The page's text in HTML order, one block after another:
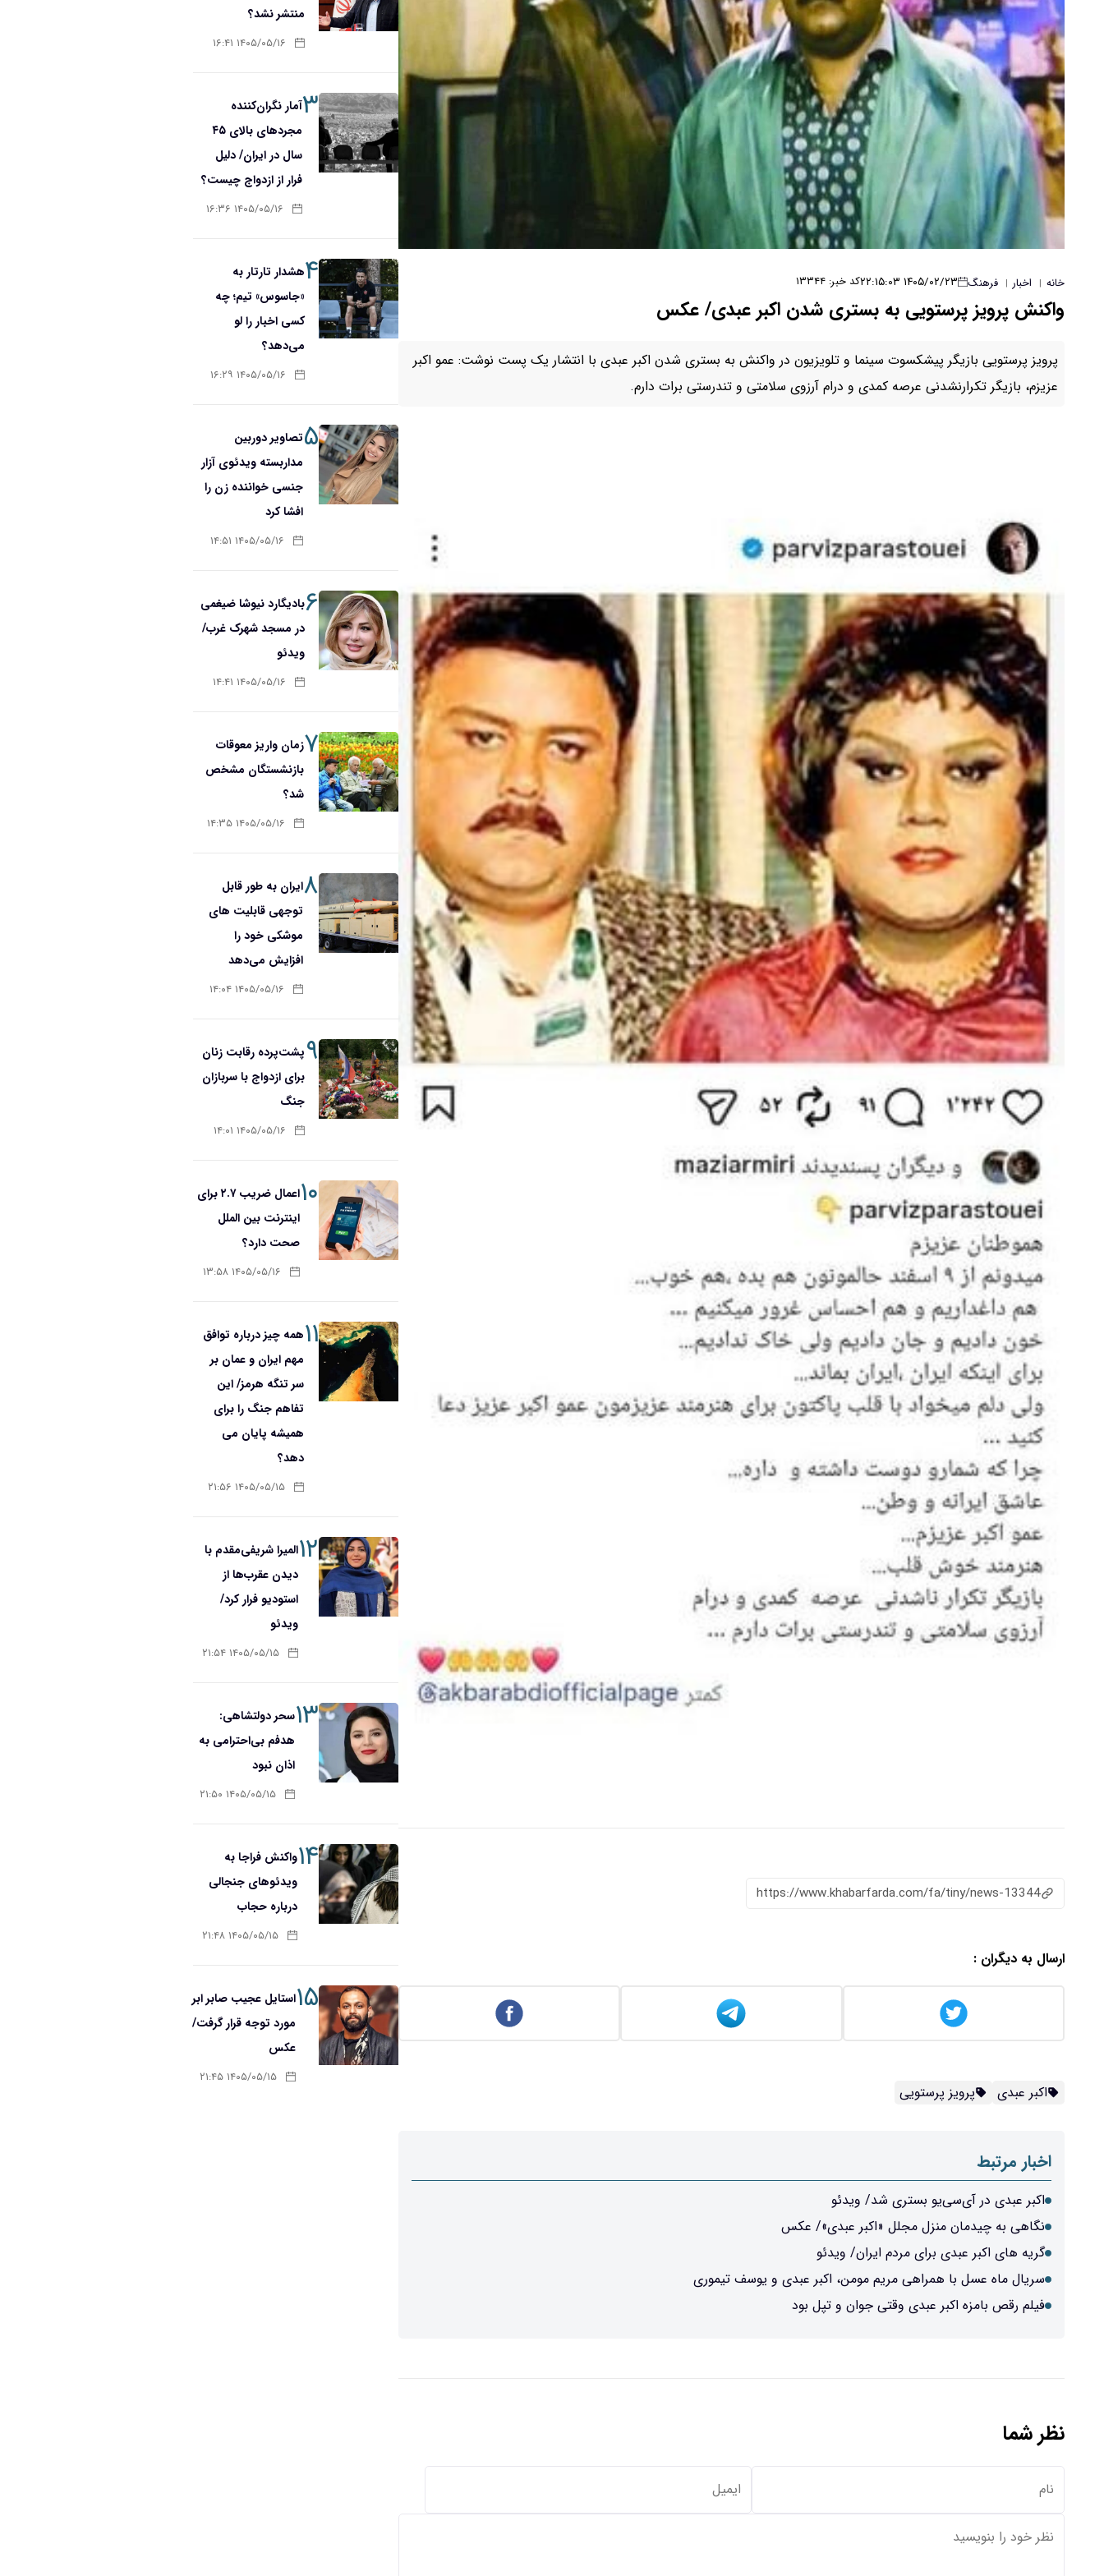
خانه | اخبار | فرهنگ ۱۴۰۵/۰۲/۲۳ ۲۲:۱۵:۰۳ کد خبر: ۱۳۳۴۴
واکنش پرویز پرستویی به بستری شدن اکبر عبدی/ عکس
پرویز پرستویی بازیگر پیشکسوت سینما و تلویزیون در واکنش به بستری شدن اکبر عبدی با انتشار یک پست نوشت: عمو اکبر
عزیزم، بازیگر تکرارنشدنی عرصه کمدی و درام آرزوی سلامتی و تندرستی برات دارم.
https://www.khabarfarda.com/fa/tiny/news-13344
ارسال به دیگران :
اکبر عبدی پرویز پرستویی
اخبار مرتبط
اکبر عبدی در آی‌سی‌یو بستری شد/ ویدئو
نگاهی به چیدمان منزل مجلل «اکبر عبدی»/ عکس
گریه های اکبر عبدی برای مردم ایران/ ویدئو
سریال ماه عسل با همراهی مریم مومن، اکبر عبدی و یوسف تیموری
فیلم رقص بامزه اکبر عبدی وقتی جوان و تپل بود
نظر شما
منتشر نشد؟
۱۴۰۵/۰۵/۱۶ ۱۶:۴۱
۳آمار نگران‌کننده
مجردهای بالای ۴۵
سال در ایران/ دلیل
فرار از ازدواج چیست؟
۱۴۰۵/۰۵/۱۶ ۱۶:۳۶
۴هشدار تارتار به
«جاسوس» تیم؛ چه
کسی اخبار را لو
می‌دهد؟
۱۴۰۵/۰۵/۱۶ ۱۶:۲۹
۵تصاویر دوربین
مداربسته ویدئوی آزار
جنسی خواننده زن را
افشا کرد
۱۴۰۵/۰۵/۱۶ ۱۴:۵۱
۶بادیگارد نیوشا ضیغمی
در مسجد شهرک غرب/
ویدئو
۱۴۰۵/۰۵/۱۶ ۱۴:۴۱
۷زمان واریز معوقات
بازنشستگان مشخص
شد؟
۱۴۰۵/۰۵/۱۶ ۱۴:۳۵
۸ایران به طور قابل
توجهی قابلیت های
موشکی خود را
افزایش می‌دهد
۱۴۰۵/۰۵/۱۶ ۱۴:۰۴
۹پشت‌پرده رقابت زنان
برای ازدواج با سربازان
جنگ
۱۴۰۵/۰۵/۱۶ ۱۴:۰۱
۱۰
اعمال ضریب ۲.۷ برای
اینترنت بین الملل
صحت دارد؟
۱۴۰۵/۰۵/۱۶ ۱۳:۵۸
۱۱همه چیز درباره توافق
مهم ایران و عمان بر
سر تنگه هرمز/ این
تفاهم جنگ را برای
همیشه پایان می
دهد؟
۱۴۰۵/۰۵/۱۵ ۲۱:۵۶
۱۲المیرا شریفی‌مقدم با
دیدن عقرب‌ها از
استودیو فرار کرد/
ویدئو
۱۴۰۵/۰۵/۱۵ ۲۱:۵۴
۱۳سحر دولتشاهی:
هدفم بی‌احترامی به
اذان نبود
۱۴۰۵/۰۵/۱۵ ۲۱:۵۰
۱۴واکنش فراجا به
ویدئوهای جنجالی
درباره حجاب
۱۴۰۵/۰۵/۱۵ ۲۱:۴۸
۱۵استایل عجیب صابر ابر
مورد توجه قرار گرفت/
عکس
۱۴۰۵/۰۵/۱۵ ۲۱:۴۵